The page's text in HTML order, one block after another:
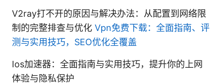
V2ray打不开的原因与解决办法：从配置到网络限
制的完整排查与优化 Vpn免费下载：全面指南、评
测与实用技巧，SEO优化全覆盖
Ios加速器：全面指南与实用技巧，提升你的上网
体验与隐私保护